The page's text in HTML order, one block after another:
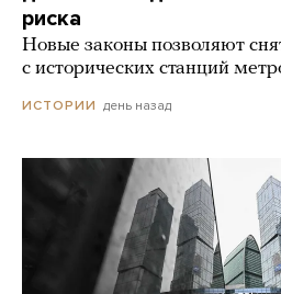
риска
Новые законы позволяют
с исторических станций
ИСТОРИИ день назад